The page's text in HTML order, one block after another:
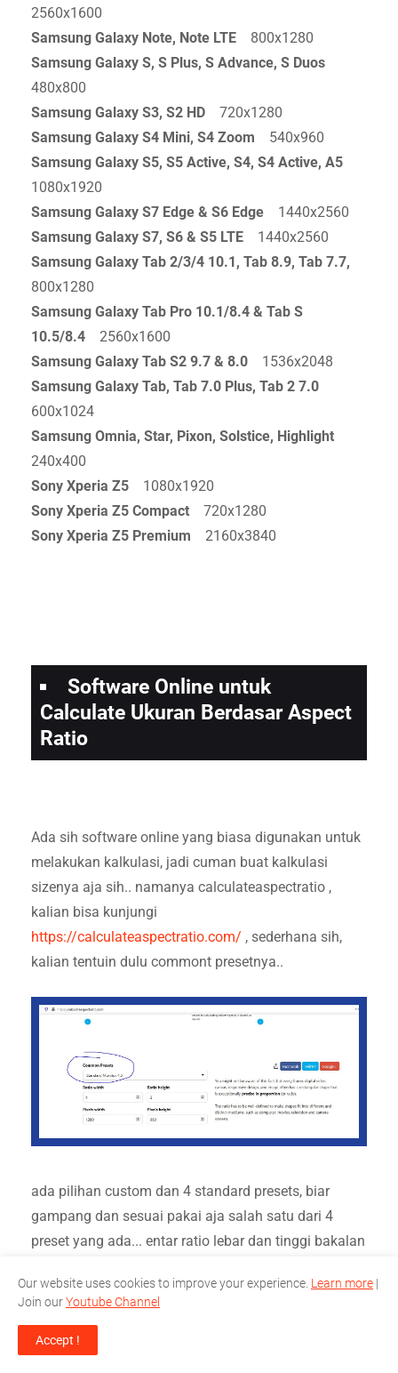
2560x1600
Samsung Galaxy Note, Note LTE 800x1280
Samsung Galaxy S, S Plus, S Advance, S Duos
480x800
Samsung Galaxy S3, S2 HD 720x1280
Samsung Galaxy S4 Mini, S4 Zoom 540x960
Samsung Galaxy S5, S5 Active, S4, S4 Active, A5
1080x1920
Samsung Galaxy S7 Edge & S6 Edge 1440x2560
Samsung Galaxy S7, S6 & S5 LTE 1440x2560
Samsung Galaxy Tab 2/3/4 10.1, Tab 8.9, Tab 7.7,
800x1280
Samsung Galaxy Tab Pro 10.1/8.4 & Tab S
10.5/8.4
2560x1600
Samsung Galaxy Tab S2 9.7 & 8.0 1536x2048
Samsung Galaxy Tab, Tab 7.0 Plus, Tab 2 7.0
600x1024
Samsung Omnia, Star, Pixon, Solstice, Highlight
240x400
Sony Xperia Z5 1080x1920
Sony Xperia Z5 Compact
720x1280
Sony Xperia Z5 Premium 2160x3840
Software Online untuk
Calculate Ukuran Berdasar Aspect
Ratio
Ada sih software online yang biasa digunakan untuk
melakukan kalkulasi, jadi cuman buat kalkulasi
sizenya aja sih.. namanya calculateaspectratio ,
kalian bisa kunjungi
https://calculateaspectratio.com/ , sederhana sih,
kalian tentuin dulu commont presetnya..
ada pilihan custom dan 4 standard presets, biar
gampang dan sesuai pakai aja salah satu dari 4
preset yang ada... entar ratio lebar dan tinggi bakalan
tentuin sendiri..
setelah itu baru deh kalian masukkan ukuran
Our website uses cookies to improve your experience. Learn more |
Join ourYoutube Channel
Accept !